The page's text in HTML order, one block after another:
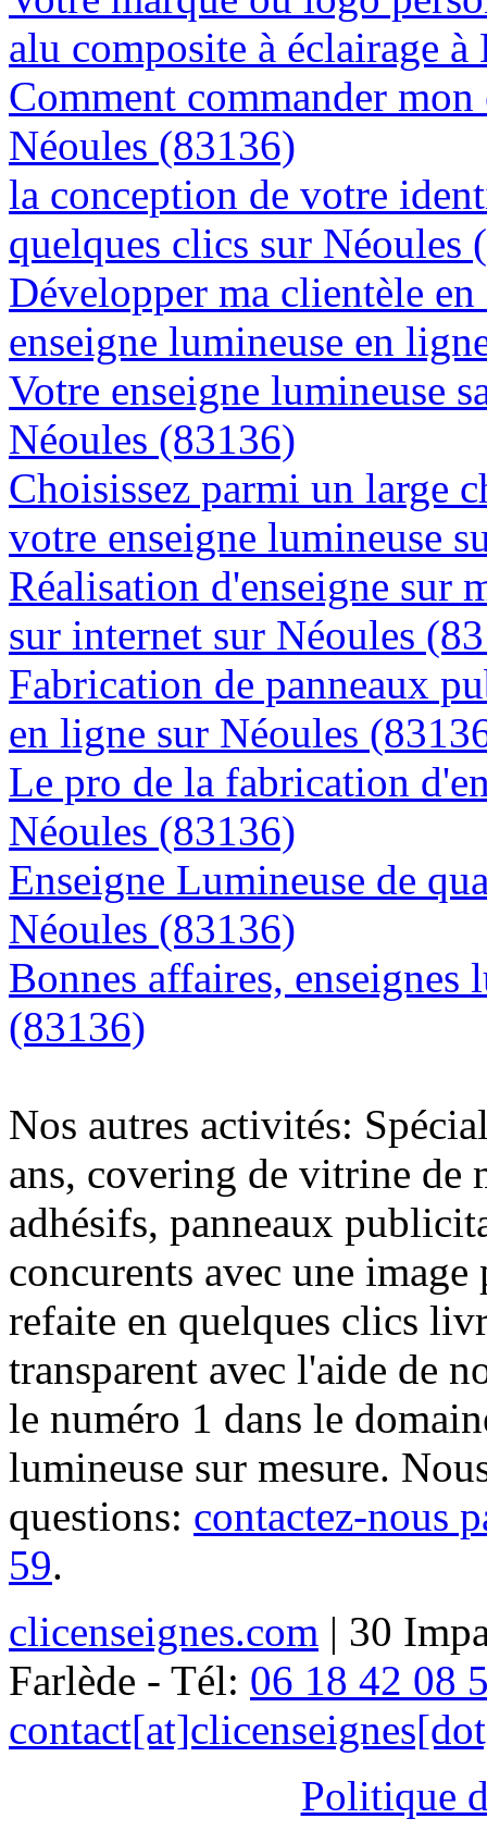
alu composite à éclairage
Comment commander
Néoules (83136)
la conception de votre
quelques clics sur Néoules
Développer ma clientèle
enseigne lumineuse en
Votre enseigne lumineuse
Néoules (83136)
Choisissez parmi un large
votre enseigne lumineuse
Réalisation d'enseigne sur
sur internet sur Néoules
Fabrication de panneaux
en ligne sur Néoules
Le pro de la fabrication
Néoules (83136)
Enseigne Lumineuse de
Néoules (83136)
Bonnes affaires, enseignes
(83136)
Nos autres activités:
ans, covering de vitrine de
adhésifs, panneaux
concurents avec une
refaite en quelques clics
transparent avec l'aide de
le numéro 1 dans le
lumineuse sur mesure.
questions: contactez-nous
59.
clicenseignes.com | 30
Farlède - Tél: 06 18 42 08
Politique